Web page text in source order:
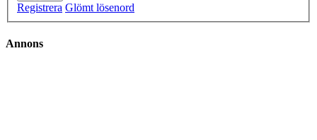
Registrera Glömt lösenord
Annons